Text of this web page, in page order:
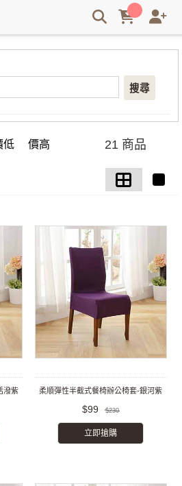
瓦士肯
搜尋
低 價高 21 商品
潑紫 柔順彈性半截式餐椅辦公椅套-銀河紫
$99 $230
立即搶購